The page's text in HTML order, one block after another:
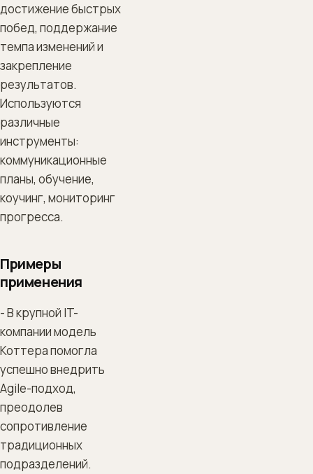
достижение быстрых
побед, поддержание
темпа изменений и
закрепление
результатов.
Используются
различные
инструменты:
коммуникационные
планы, обучение,
коучинг, мониторинг
прогресса.
Примеры
применения
- В крупной IT-
компании модель
Коттера помогла
успешно внедрить
Agile-подход,
преодолев
сопротивление
традиционных
подразделений.